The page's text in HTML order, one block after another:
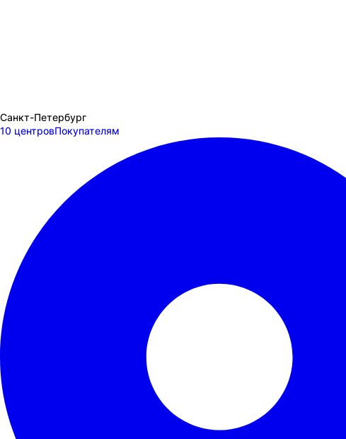
Санкт-Петербург
10 центровПокупателям